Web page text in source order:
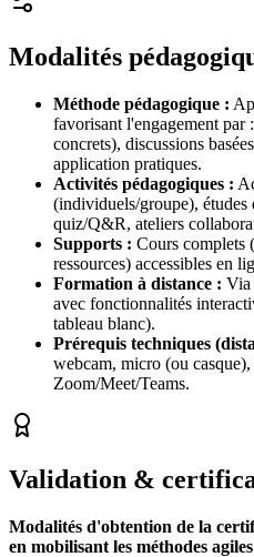
Modalités
Méthode pédagogique :
favorisant l'engagement par
concrets), discussions
application pratiques.
Activités pédagogiques :
(individuels/groupe), études
quiz/Q&R, ateliers
Supports : Cours complets
ressources) accessibles en
Formation à distance : Via
avec fonctionnalités
tableau blanc).
Prérequis techniques
webcam, micro (ou casque),
Zoom/Meet/Teams.
Validation &
Modalités d'obtention de la
en mobilisant les méthodes